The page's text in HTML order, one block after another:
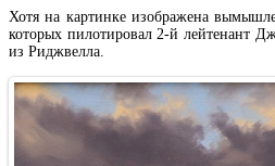
Хотя на картинке изображена
которых пилотировал 2-й лейтенант
из Риджвелла.